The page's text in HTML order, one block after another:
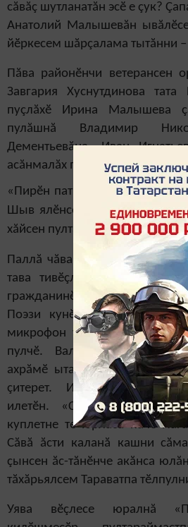
сăвăç шутланатăн эсӗ е çук?
Анатолий Малышевăн
йӗркесем шăрçалама тытăнни –
Пăва районӗнчи ветерансен
Завгария Хуснутдинова
пуçлăхӗ Ирина Малышева
пулăшнă Владимир
Дементьевăна, Иван
асăнмалăх парнесем парса
«Пирӗн патра хăнара» ярăмра
Шыв ялӗнсенчен килнӗ вырăс
хăйсен пултарулăхӗпе
Паллă чăваш сăвăçи, Раççей
тава тивӗçлӗ ӗçченӗ,
гражданинӗ Валентина
Поэзи кунӗн тытăмне самай
микрофон умне тухсан
пулчӗ. Валентина
ахрăмӗ ытарлă сăввисене
çитерет. Ирӗксӗрех Белла
илетӗн. «Савнă
куплетне те юрласа пачӗ
Сăвă ăсти каланă кашни
çынсен ăс-тăнӗнче акăнса
тăхăрьялсем Тараватпа
Уява вӗçлесе юралнă